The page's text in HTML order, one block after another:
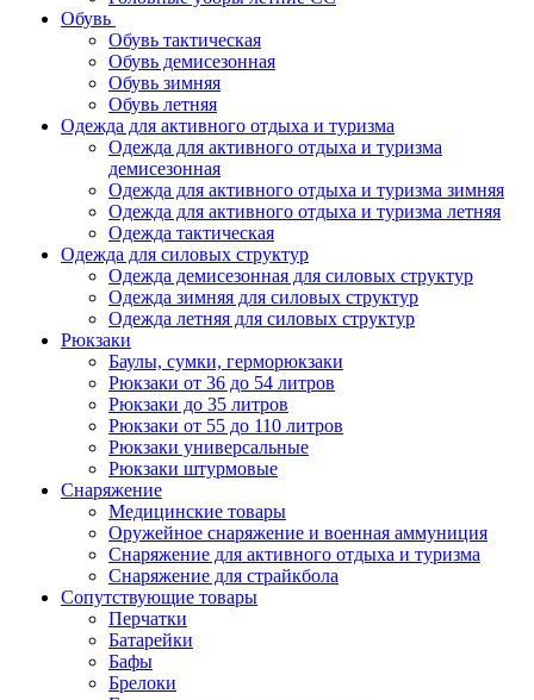
Обувь
Обувь тактическая
Обувь демисезонная
Обувь зимняя
Обувь летняя
Одежда для активного отдыха и туризма
Одежда для активного отдыха и туризма
демисезонная
Одежда для активного отдыха и туризма зимняя
Одежда для активного отдыха и туризма летняя
Одежда тактическая
Одежда для силовых структур
Одежда демисезонная для силовых структур
Одежда зимняя для силовых структур
Одежда летняя для силовых структур
Рюкзаки
Баулы, сумки, герморюкзаки
Рюкзаки от 36 до 54 литров
Рюкзаки до 35 литров
Рюкзаки от 55 до 110 литров
Рюкзаки универсальные
Рюкзаки штурмовые
Снаряжение
Медицинские товары
Оружейное снаряжение и военная аммуниция
Снаряжение для активного отдыха и туризма
Снаряжение для страйкбола
Сопутствующие товары
Перчатки
Батарейки
Бафы
Брелоки